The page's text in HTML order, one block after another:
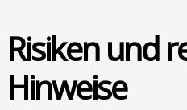
Risi­ken und
Hin­wei­se